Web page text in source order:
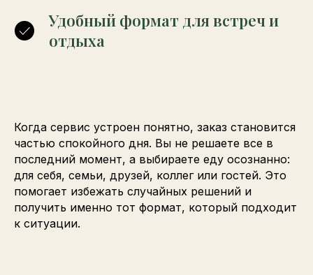
Удобный формат для встреч и
отдыха
Когда сервис устроен понятно, заказ становится
частью спокойного дня. Вы не решаете все в
последний момент, а выбираете еду осознанно:
для себя, семьи, друзей, коллег или гостей. Это
помогает избежать случайных решений и
получить именно тот формат, который подходит
к ситуации.